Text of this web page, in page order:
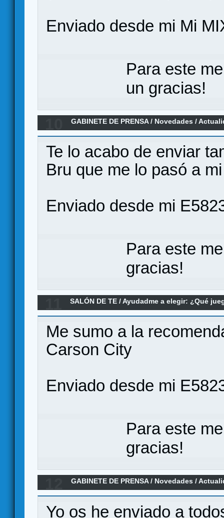
Enviado desde mi Mi
Para este
un gracias!
GABINETE DE PRENSA/ Novedades /
Te lo acabo de enviar
Bru que me lo pasó a
Enviado desde mi
Para este
gracias!
SALÓN DE TE /Ayudadme a elegir: ¿Qué
Me sumo a la
Carson City
Enviado desde mi
Para este
gracias!
GABINETE DE PRENSA/ Novedades /
Yo os he enviado a